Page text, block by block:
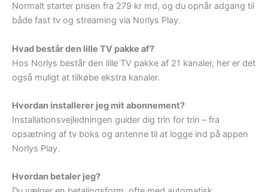
Normalt starter prisen fra 279 kr md, og du opnår adgang til
både fast tv og streaming via Norlys Play.
Hvad består den lille TV pakke af?
Hos Norlys består den lille TV pakke af 21 kanaler, her er det
også muligt at tilkøbe ekstra kanaler.
Hvordan installerer jeg mit abonnement?
Installationsvejledningen guider dig trin for trin – fra
opsætning af tv boks og antenne til at logge ind på appen
Norlys Play.
Hvordan betaler jeg?